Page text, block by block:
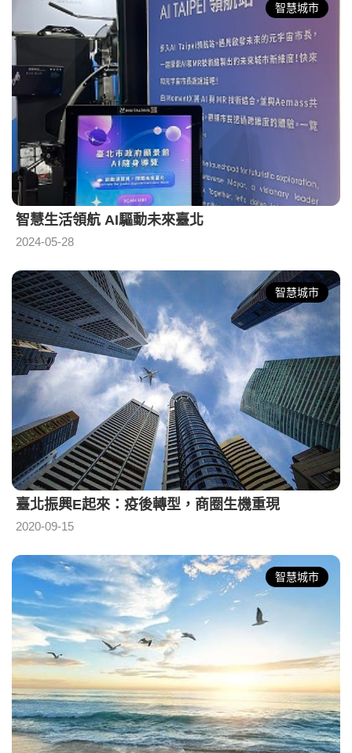
智慧城市
智慧生活領航 AI驅動未來臺北
2024-05-28
智慧城市
臺北振興E起來：疫後轉型，商圈生機重現
2020-09-15
智慧城市